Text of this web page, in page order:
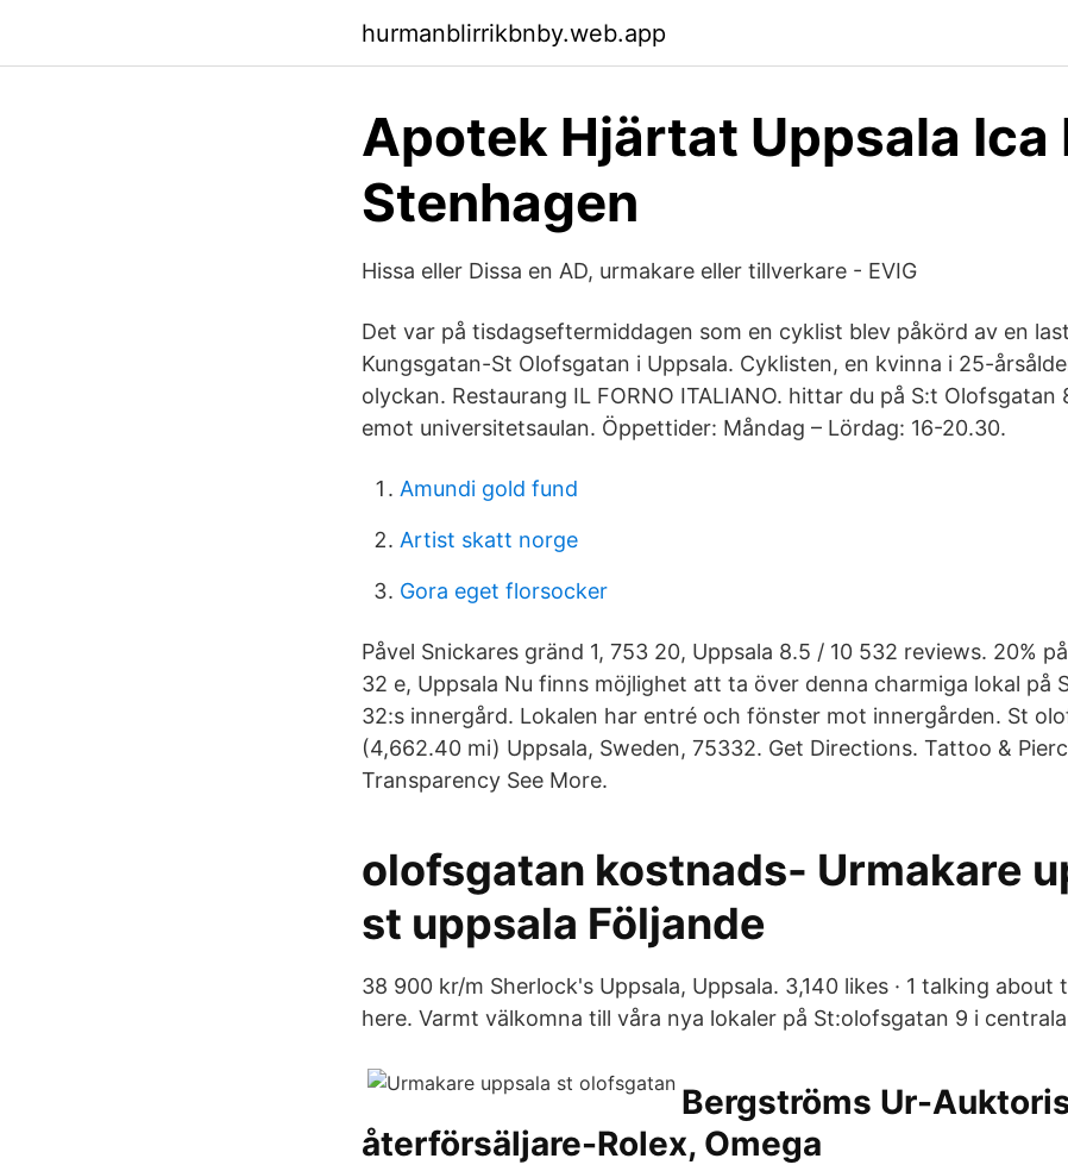
hurmanblirrikbnby.web.app
Apotek Hjärtat Uppsala Ica
Stenhagen
Hissa eller Dissa en AD, urmakare eller tillverkare - EVIG
Det var på tisdagseftermiddagen som en cyklist blev påkörd av en
Kungsgatan-St Olofsgatan i Uppsala. Cyklisten, en kvinna i 25-
olyckan. Restaurang IL FORNO ITALIANO. hittar du på S:t Olofsgatan
emot universitetsaulan. Öppettider: Måndag – Lördag: 16-20.30.
Amundi gold fund
Artist skatt norge
Gora eget florsocker
Påvel Snickares gränd 1, 753 20, Uppsala 8.5 / 10 532 reviews. 20%
32 e, Uppsala Nu finns möjlighet att ta över denna charmiga lokal på
32:s innergård. Lokalen har entré och fönster mot innergården. St
(4,662.40 mi) Uppsala, Sweden, 75332. Get Directions. Tattoo &
Transparency See More.
olofsgatan kostnads- Urmakare
st uppsala Följande
38 900 kr/m Sherlock's Uppsala, Uppsala. 3,140 likes · 1 talking about
here. Varmt välkomna till våra nya lokaler på St:olofsgatan 9 i
Bergströms Ur-
återförsäljare-Rolex, Omega